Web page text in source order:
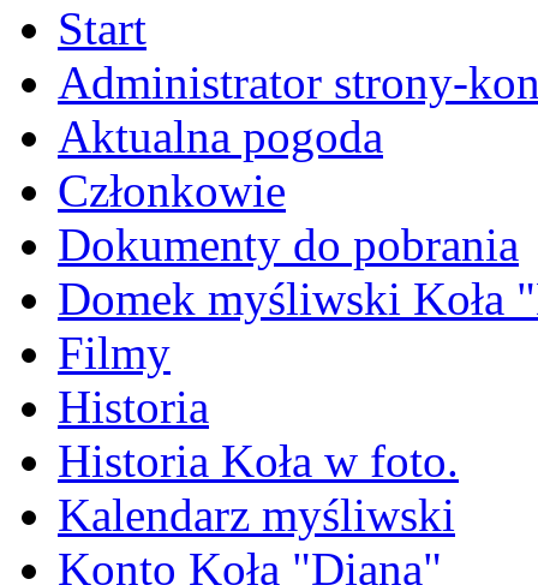
Start
Administrator strony-
Aktualna pogoda
Członkowie
Dokumenty do pobrania
Domek myśliwski Koła
Filmy
Historia
Historia Koła w foto.
Kalendarz myśliwski
Konto Koła "Diana"